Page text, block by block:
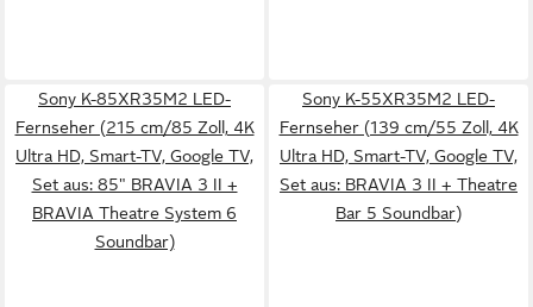
Sony K-85XR35M2 LED-
Fernseher (215 cm/85 Zoll, 4K
Ultra HD, Smart-TV, Google TV,
Set aus: 85" BRAVIA 3 II +
BRAVIA Theatre System 6
Soundbar)
Sony K-55XR35M2 LED-
Fernseher (139 cm/55 Zoll, 4K
Ultra HD, Smart-TV, Google TV,
Set aus: BRAVIA 3 II + Theatre
Bar 5 Soundbar)